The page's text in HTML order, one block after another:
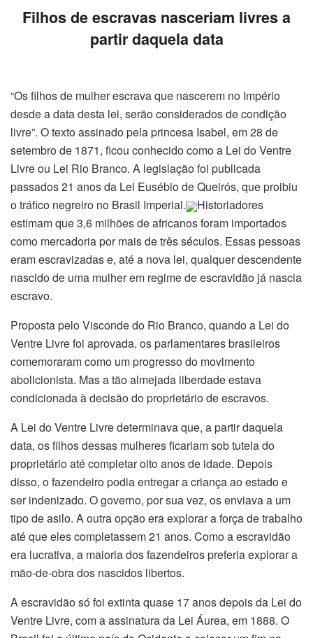
Filhos de escravas nasceriam livres a
partir daquela data
“Os filhos de mulher escrava que nascerem no Império
desde a data desta lei, serão considerados de condição
livre”. O texto assinado pela princesa Isabel, em 28 de
setembro de 1871, ficou conhecido como a Lei do Ventre
Livre ou Lei Rio Branco. A legislação foi publicada
passados 21 anos da Lei Eusébio de Queirós, que proibiu
o tráfico negreiro no Brasil Imperial.
Historiadores
estimam que 3,6 milhões de africanos foram importados
como mercadoria por mais de três séculos. Essas pessoas
eram escravizadas e, até a nova lei, qualquer descendente
nascido de uma mulher em regime de escravidão já nascia
escravo.
Proposta pelo Visconde do Rio Branco, quando a Lei do
Ventre Livre foi aprovada, os parlamentares brasileiros
comemoraram como um progresso do movimento
abolicionista. Mas a tão almejada liberdade estava
condicionada à decisão do proprietário de escravos.
A Lei do Ventre Livre determinava que, a partir daquela
data, os filhos dessas mulheres ficariam sob tutela do
proprietário até completar oito anos de idade. Depois
disso, o fazendeiro podia entregar a criança ao estado e
ser indenizado. O governo, por sua vez, os enviava a um
tipo de asilo. A outra opção era explorar a força de trabalho
até que eles completassem 21 anos. Como a escravidão
era lucrativa, a maioria dos fazendeiros preferia explorar a
mão-de-obra dos nascidos libertos.
A escravidão só foi extinta quase 17 anos depois da Lei do
Ventre Livre, com a assinatura da Lei Áurea, em 1888. O